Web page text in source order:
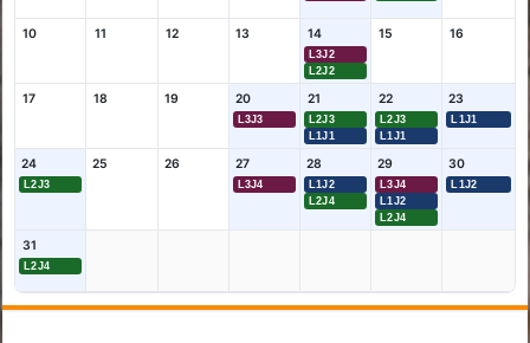
10 11 12 13 14
L3J2
L2J2
15 16
17 18 19 20
L3J3
21
L2J3
L1J1
22
L2J3
L1J1
23
L1J1
24
L2J3
25 26 27
L3J4
28
L1J2
L2J4
29
L3J4
L1J2
L2J4
30
L1J2
31
L2J4